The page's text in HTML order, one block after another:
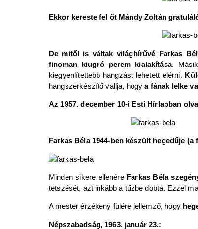
Ekkor kereste fel őt Mándy Zoltán
De mitől is váltak világhírűvé Farkas
finoman kiugró perem kialakítása.
kiegyenlítettebb hangzást lehetett elérni.
hangszerkészítő vallja, hogy a fának lelke
Az 1957. december 10-i Esti Hírlapban
Farkas Béla 1944-ben készült hegedűje
Minden sikere ellenére Farkas Béla
tetszését, azt inkább a tűzbe dobta. Ezzel
A mester érzékeny fülére jellemző, hogy
Népszabadság, 1963. január 23.: